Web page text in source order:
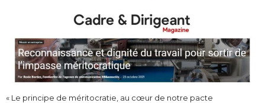
« Le principe de méritocratie, au cœur de notre pacte